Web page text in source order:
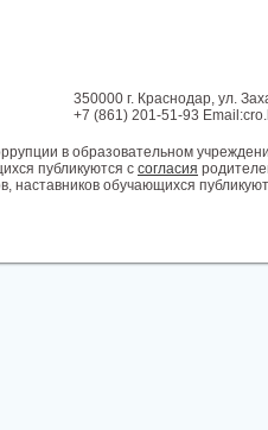
350000 г. Краснодар, ул.
+7 (861) 201-51-93
в образовательном
публикуются с согласия
наставников обучающихся